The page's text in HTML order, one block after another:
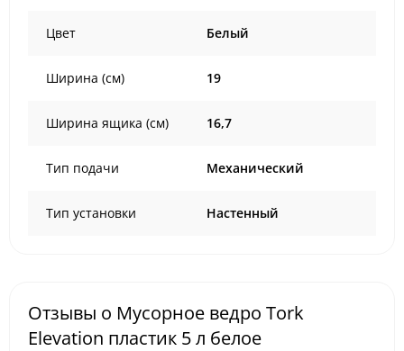
Цвет Белый
Ширина (см) 19
Ширина ящика (см) 16,7
Тип подачи Механический
Тип установки Настенный
Отзывы о Мусорное ведро Tork
Elevation пластик 5 л белое